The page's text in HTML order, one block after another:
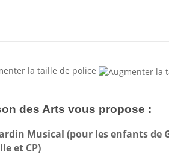
la taille de police
des Arts vous propose :
Musical (pour les enfants de
et CP)